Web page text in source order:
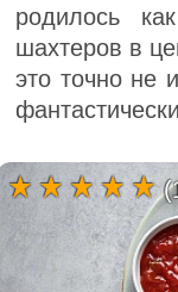
родилось
шахтеров в
это точно не